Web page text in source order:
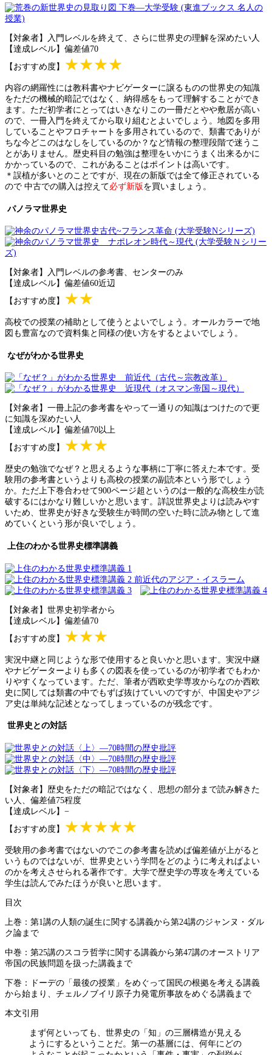
【対象者】入門レベルを終えて、さらに世界史の理解を深めたい人
【達成レベル】偏差値70
【おすすめ度】 ★★★★
内容の網羅性には教科書やナビゲーターに譲るものの世界史の知識
をただの機械的暗記ではなく、納得感をもって理解することができ
ます。ただ初学者にとってはいきなりこの一冊だとやや敷居が高い
ので、一冊入門を終えてから取り組むとよいでしょう。地図を多用
していることやフロチャートを多用されているので、類書でありが
ちな今どこのはなしをしているのか？など情報の整理段階で迷うこ
とがありません。歴史科目の勉強は整理をいかにうまく出来るかに
かかっているので、これがあることはポイントは高いです。
＊誤植が多いとのことですが、現在の新版では全て修正されている
ので 中古での購入は控えて必ず新版 を買いましょう。
パノラマ世界史
【対象者】入門レベルの参考書、センターのみ
【達成レベル】偏差値60近辺
【おすすめ度】 ★★
高校での授業の補助として使うとよいでしょう。オールカラーで地
図も豊富なので資料集と同様の使い方をするとよいでしょう。
なぜがわかる世界史
【対象者】一冊上記の参考書をやって一通りの知識はつけたので更
に知識を深めたい人
【達成レベル】偏差値70以上
【おすすめ度】 ★★★
歴史の勉強でなぜ？と思えるような事柄に丁寧に答えた本です。受
験用の参考書というよりも高校の授業の副読本という形でしょう
か。ただ上下巻合わせて900ページ超というのは一般的な高校生が読
破するにはかなり難しいかと思います。詳説世界史よりは読みやす
いため、世界史が好きな受験生が時間の空いた時に読み物として進
めていくという形が良いでしょう。
上住のわかる世界史標準講義
【対象者】世界史初学者から
【達成レベル】偏差値70
【おすすめ度】 ★★★
実況中継と同じような形で使用すると良いかと思います。実況中継
やナビゲーターよりも多くの図表を使っているのが初学者でもわか
りやすくなっています。ただ、筆者が西欧史学専攻からなのか西欧
史に関しては類書の中でもずば抜けていいのですが、中国史やアジ
ア史は単純な記述となってしまっているのが残念です。
世界史との対話
【対象者】歴史をただの暗記ではなく、思想の部分まで読み解きた
い人、偏差値75程度
【達成レベル】−
【おすすめ度】 ★★★★★
受験用の参考書ではないのでこの参考書を読めば偏差値が上がると
いうものではないが、世界史という学問をどのように考えればよい
のかを考えさせられる著作です。大学で歴史学の専攻を考えている
学生は読んでみたほうが良いと思います。
目次
上巻：第1講の人類の誕生に関する講義から第24講のジャンヌ・ダル
ク論まで
中巻：第25講のスコラ哲学に関する講義から第47講のオーストリア
帝国の民族問題を扱った講義まで
下巻：ドーデの「最後の授業」をめぐって国民の根拠を考える講義
から始まり、チェルノブイリ原子力発電所事故をめぐる講義まで
本文引用
まず何といっても、世界史の「知」の三層構造が見える
ようにするということだ。第一の基層には、何年にどの